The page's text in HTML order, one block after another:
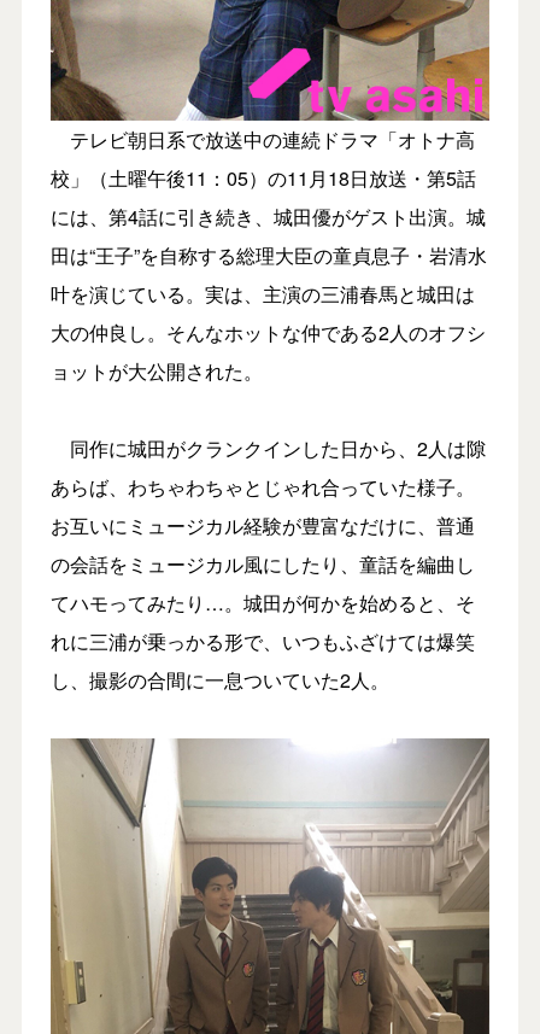
テレビ朝日系で放送中の連続ドラマ「オトナ高
校」（土曜午後11：05）の11月18日放送・第5話
には、第4話に引き続き、城田優がゲスト出演。城
田は“王子”を自称する総理大臣の童貞息子・岩清水
叶を演じている。実は、主演の三浦春馬と城田は
大の仲良し。そんなホットな仲である2人のオフシ
ョットが大公開された。
同作に城田がクランクインした日から、2人は隙
あらば、わちゃわちゃとじゃれ合っていた様子。
お互いにミュージカル経験が豊富なだけに、普通
の会話をミュージカル風にしたり、童話を編曲し
てハモってみたり…。城田が何かを始めると、そ
れに三浦が乗っかる形で、いつもふざけては爆笑
し、撮影の合間に一息ついていた2人。